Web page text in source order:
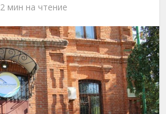
2 мин на чтение